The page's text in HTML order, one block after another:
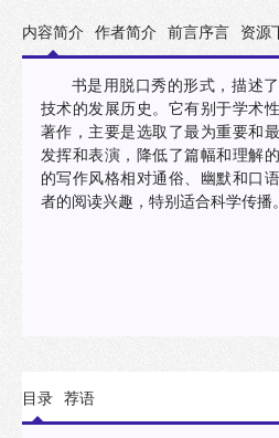
内容简介 作者简介 前言序言 资源
书是用脱口秀的形式，描述
技术的发展历史。它有别于学术
著作，主要是选取了最为重要和
发挥和表演，降低了篇幅和理解
的写作风格相对通俗、幽默和口
者的阅读兴趣，特别适合科学传播。
目录 荐语